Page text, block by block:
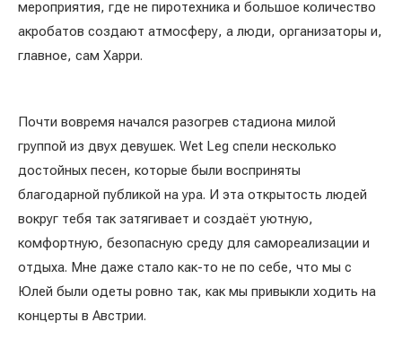
мероприятия, где не пиротехника и большое количество
акробатов создают атмосферу, а люди, организаторы и,
главное, сам Харри.
Почти вовремя начался разогрев стадиона милой
группой из двух девушек. Wet Leg спели несколько
достойных песен, которые были восприняты
благодарной публикой на ура. И эта открытость людей
вокруг тебя так затягивает и создаёт уютную,
комфортную, безопасную среду для самореализации и
отдыха. Мне даже стало как-то не по себе, что мы с
Юлей были одеты ровно так, как мы привыкли ходить на
концерты в Австрии.